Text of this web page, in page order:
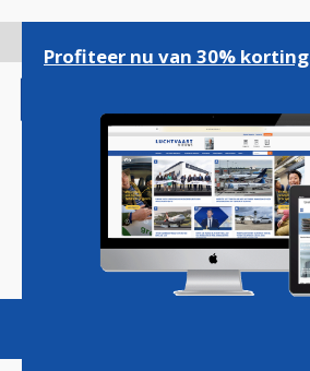
gaan
Magazine Podcasts
Profiteer nu van 30% korting